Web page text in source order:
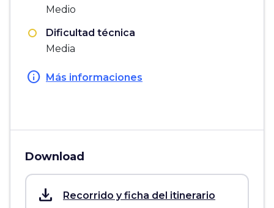
Medio
Dificultad técnica
Media
info Más informaciones
Download
save_alt Recorrido y ficha del itinerario